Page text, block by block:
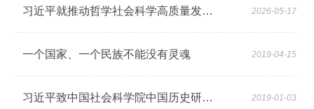
习近平就推动哲学社会科学高质量发展作出重要指示 2026-05-17
一个国家、一个民族不能没有灵魂 2019-04-15
习近平致中国社会科学院中国历史研究院成立的贺信 2019-01-03